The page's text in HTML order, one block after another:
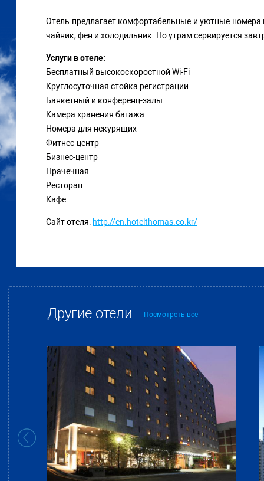
Отель предлагает комфортабельные и уютные
чайник, фен и холодильник. По утрам сервируется
Услуги в отеле:
Бесплатный высокоскоростной Wi-Fi
Круглосуточная стойка регистрации
Банкетный и конференц-залы
Камера хранения багажа
Номера для некурящих
Фитнес-центр
Бизнес-центр
Прачечная
Ресторан
Кафе
Сайт отеля: http://en.hotelthomas.co.kr/
Другие отели Посмотреть все